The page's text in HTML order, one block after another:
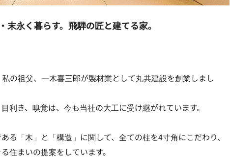
永く暮らす。飛騨の匠と建てる家。
の祖父、一木喜三郎が製材業として丸共建設を創業しまし
利き、嗅覚は、今も当社の大工に受け継がれています。
る「木」と「構造」に関して、全ての柱を4寸角にこだわり、
住まいの提案をしています。